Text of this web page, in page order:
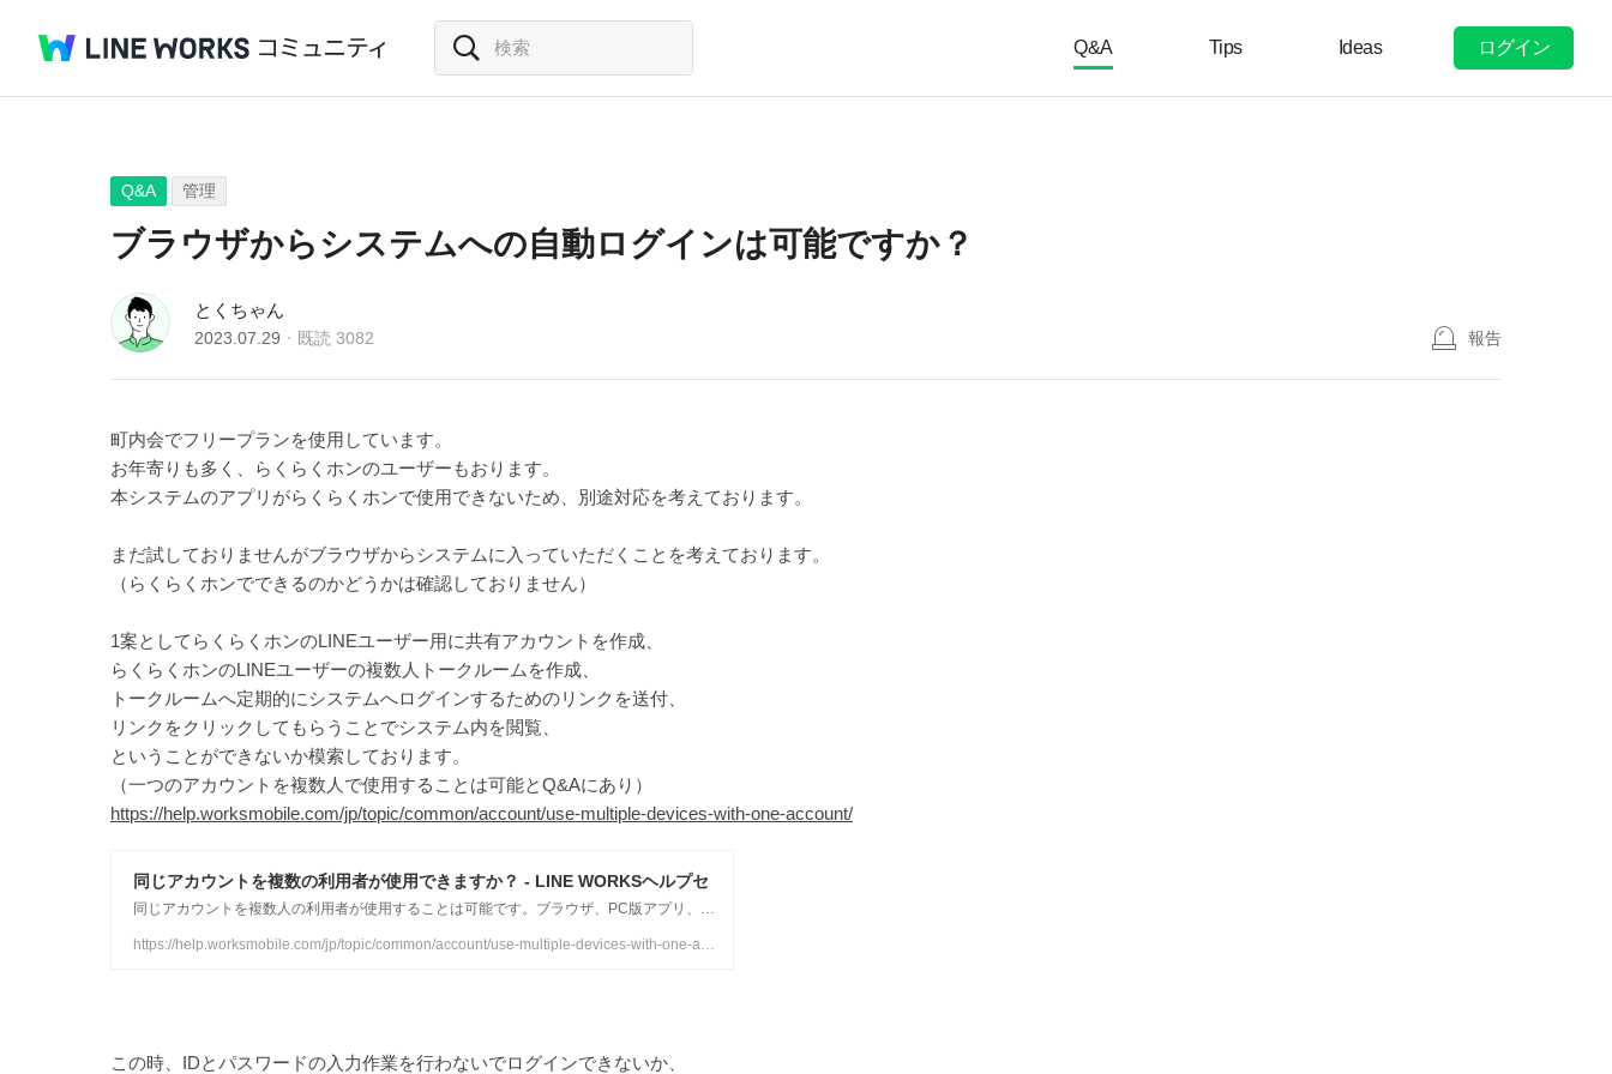
Q&A Tips Ideas ログイン
Q&A 管理
ブラウザからシステムへの自動ログインは可能ですか？
とくちゃん
2023.07.29 既読 3082 報告
町内会でフリープランを使用しています。
お年寄りも多く、らくらくホンのユーザーもおります。
本システムのアプリがらくらくホンで使用できないため、別途対応を考えております。
まだ試しておりませんがブラウザからシステムに入っていただくことを考えております。
（らくらくホンでできるのかどうかは確認しておりません）
1案としてらくらくホンのLINEユーザー用に共有アカウントを作成、
らくらくホンのLINEユーザーの複数人トークルームを作成、
トークルームへ定期的にシステムへログインするためのリンクを送付、
リンクをクリックしてもらうことでシステム内を閲覧、
ということができないか模索しております。
（一つのアカウントを複数人で使用することは可能とQ&Aにあり）
https://help.worksmobile.com/jp/topic/common/account/use-multiple-devices-with-one-account/
同じアカウントを複数の利用者が使用できますか？ - LINE WORKSヘルプセ
同じアカウントを複数人の利用者が使用することは可能です。ブラウザ、PC版アプリ、モバイル版アプリは利用端末の数
https://help.worksmobile.com/jp/topic/common/account/use-multiple-devices-with-one-account/
この時、IDとパスワードの入力作業を行わないでログインできないか、